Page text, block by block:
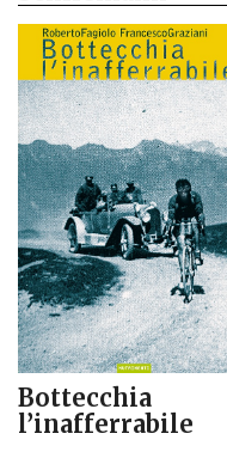
Bottecchia
l’inafferrabile